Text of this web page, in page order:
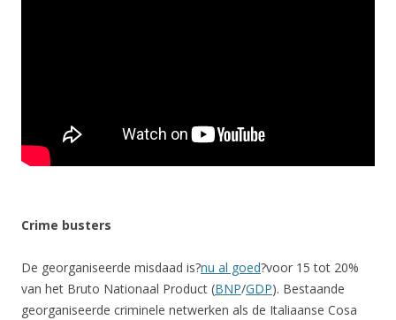
Crime busters
De georganiseerde misdaad is?nu al goed?voor 15 tot 20%
van het Bruto Nationaal Product (BNP/GDP). Bestaande
georganiseerde criminele netwerken als de Italiaanse Cosa